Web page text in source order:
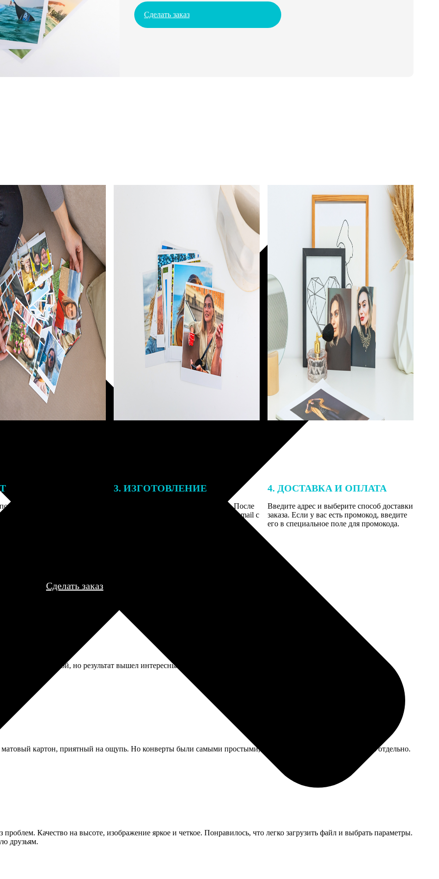
Сделать заказ
заказа к печати
могут связаться с Вами
3. ИЗГОТОВЛЕНИЕ
Оплатите заказ банковской картой. После
оплаты получите подтверждение на email с
описанием заказа. Когда отправим заказ
4. ДОСТАВКА И ОПЛАТА
Введите адрес и выберите способ доставки
заказа. Если у вас есть промокод, введите
его в специальное поле для промокода.
Сделать заказ
Ждал с тревогой, но результат вышел интересным, хоть и немного непривычным. Она оценила.
картон, приятный на ощупь. Но конверты были самыми простыми, тонковатыми, пришлось докупать отдельно.
Качество на высоте, изображение яркое и четкое. Понравилось, что легко загрузить файл и выбрать параметры.
друзьям.